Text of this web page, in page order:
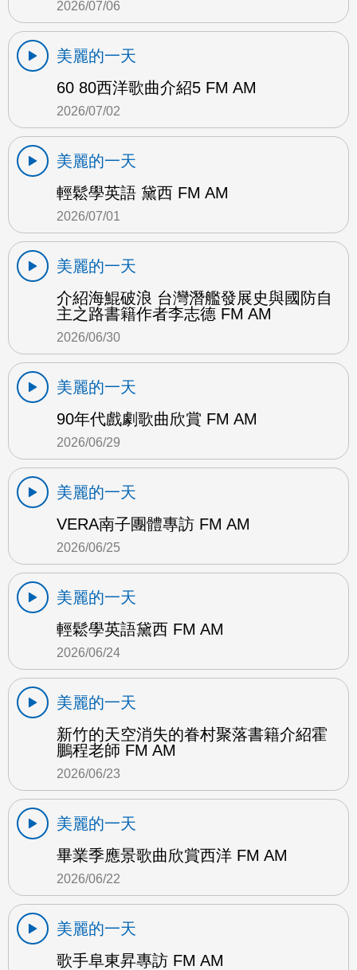
2026/07/06
美麗的一天
60 80西洋歌曲介紹5 FM AM
2026/07/02
美麗的一天
輕鬆學英語 黛西 FM AM
2026/07/01
美麗的一天
介紹海鯤破浪 台灣潛艦發展史與國防自
主之路書籍作者李志德 FM AM
2026/06/30
美麗的一天
90年代戲劇歌曲欣賞 FM AM
2026/06/29
美麗的一天
VERA南子團體專訪 FM AM
2026/06/25
美麗的一天
輕鬆學英語黛西 FM AM
2026/06/24
美麗的一天
新竹的天空消失的眷村聚落書籍介紹霍
鵬程老師 FM AM
2026/06/23
美麗的一天
畢業季應景歌曲欣賞西洋 FM AM
2026/06/22
美麗的一天
歌手阜東昇專訪 FM AM